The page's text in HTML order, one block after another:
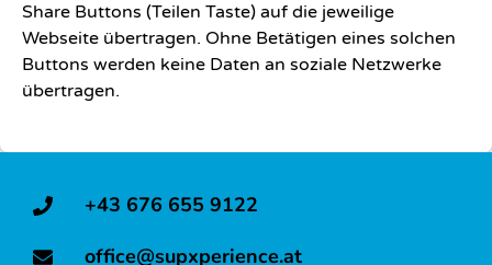
Share Buttons (Teilen Taste) auf die jeweilige
Webseite übertragen. Ohne Betätigen eines solchen
Buttons werden keine Daten an soziale Netzwerke
übertragen.
+43 676 655 9122
office@supxperience.at